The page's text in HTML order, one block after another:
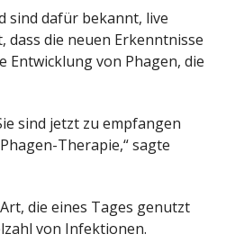
sind dafür bekannt, live
dass die neuen Erkenntnisse
von Phagen, die
sind jetzt zu empfangen
Therapie,“ sagte
die eines Tages genutzt
von Infektionen.